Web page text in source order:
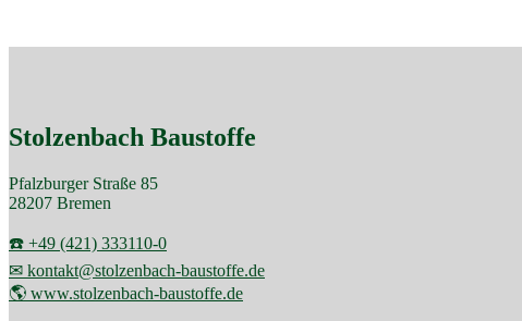
Stolzenbach Baustoffe
Pfalzburger Straße 85
28207 Bremen
☎️ +49 (421) 333110-0
✉ kontakt@stolzenbach-baustoffe.de
🌎 www.stolzenbach-baustoffe.de